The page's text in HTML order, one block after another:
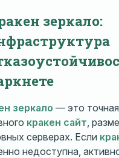
зеркало:
зеркало — это
кракен сайт ,
серверах. Если
недоступна,